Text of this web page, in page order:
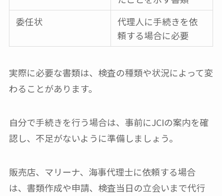
委任状
代理人に手続きを依
頼する場合に必要
実際に必要な書類は、検査の種類や状況によって変
わることがあります。
自分で手続きを行う場合は、事前にJCIの案内を確
認し、不足がないように準備しましょう。
販売店、マリーナ、海事代理士に依頼する場合
は、書類作成や申請、検査当日の立会いまで代行